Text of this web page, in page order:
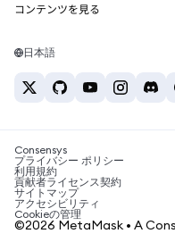
Web3サービス
サポート
キャリア
お問い合わせ
Tetherの価格
USDT→INR
BTC→INR
ETH→USDT
ETHの購入
USDTの購入
SHIBの購入
BNBの購入
コンテンツを見る
Solanaウォレット
税制関連ニュース
暗号資産の購入方法は？
ビットコインを売るには？
日本語
Consensys
プライバシー ポリシー
利用規約
貢献者ライセンス契約
サイトマップ
アクセシビリティ
Cookieの管理
©2026 MetaMask • A